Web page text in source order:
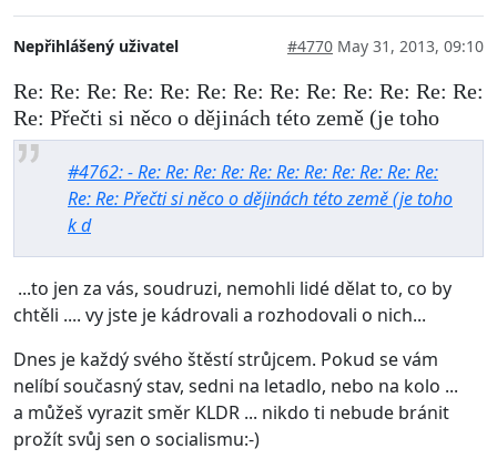
Nepřihlášený uživatel #4770 May 31, 2013, 09:10
Re: Re: Re: Re: Re: Re: Re: Re: Re: Re: Re: Re: Re:
Re: Přečti si něco o dějinách této země (je toho
#4762: - Re: Re: Re: Re: Re: Re: Re: Re: Re: Re: Re:
Re: Re: Přečti si něco o dějinách této země (je toho
k d
...to jen za vás, soudruzi, nemohli lidé dělat to, co by
chtěli .... vy jste je kádrovali a rozhodovali o nich...
Dnes je každý svého štěstí strůjcem. Pokud se vám
nelíbí současný stav, sedni na letadlo, nebo na kolo ...
a můžeš vyrazit směr KLDR ... nikdo ti nebude bránit
prožít svůj sen o socialismu:-)